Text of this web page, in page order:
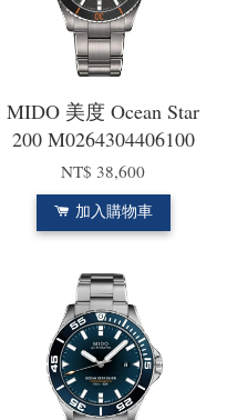
MIDO 美度 Ocean Star
200 M0264304406100
NT$ 38,600
加入購物車